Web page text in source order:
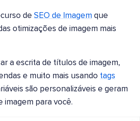
de SEO de Imagem que
otimizações de imagem mais
a escrita de títulos de imagem,
e muito mais usando tags
são personalizáveis e geram
imagem para você.